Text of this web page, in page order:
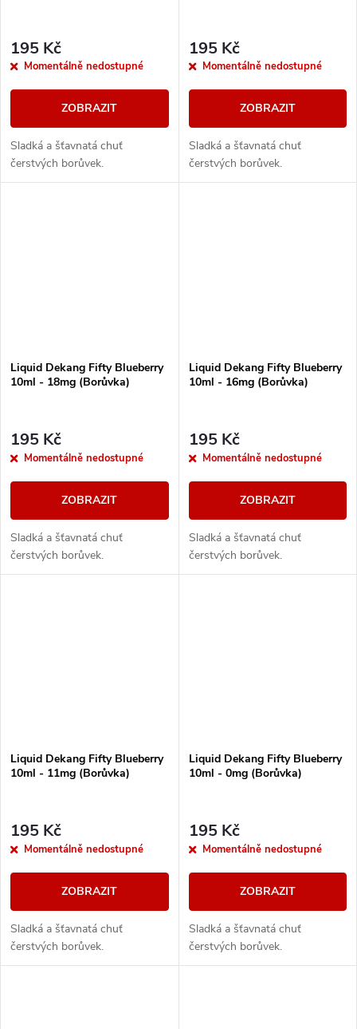
195 Kč
Momentálně nedostupné
ZOBRAZIT
Sladká a šťavnatá chuť
čerstvých borůvek.
195 Kč
Momentálně nedostupné
ZOBRAZIT
Sladká a šťavnatá chuť
čerstvých borůvek.
Liquid Dekang Fifty Blueberry
10ml - 18mg (Borůvka)
195 Kč
Momentálně nedostupné
ZOBRAZIT
Sladká a šťavnatá chuť
čerstvých borůvek.
Liquid Dekang Fifty Blueberry
10ml - 16mg (Borůvka)
195 Kč
Momentálně nedostupné
ZOBRAZIT
Sladká a šťavnatá chuť
čerstvých borůvek.
Liquid Dekang Fifty Blueberry
10ml - 11mg (Borůvka)
195 Kč
Momentálně nedostupné
ZOBRAZIT
Sladká a šťavnatá chuť
čerstvých borůvek.
Liquid Dekang Fifty Blueberry
10ml - 0mg (Borůvka)
195 Kč
Momentálně nedostupné
ZOBRAZIT
Sladká a šťavnatá chuť
čerstvých borůvek.